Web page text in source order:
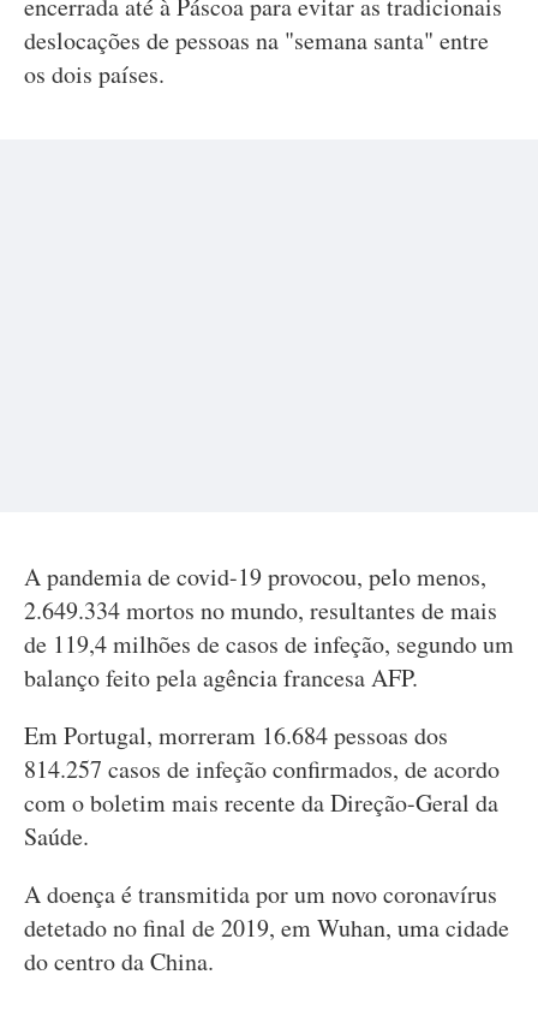
encerrada até à Páscoa para evitar as tradicionais
deslocações de pessoas na "semana santa" entre
os dois países.
A pandemia de covid-19 provocou, pelo menos,
2.649.334 mortos no mundo, resultantes de mais
de 119,4 milhões de casos de infeção, segundo um
balanço feito pela agência francesa AFP.
Em Portugal, morreram 16.684 pessoas dos
814.257 casos de infeção confirmados, de acordo
com o boletim mais recente da Direção-Geral da
Saúde.
A doença é transmitida por um novo coronavírus
detetado no final de 2019, em Wuhan, uma cidade
do centro da China.